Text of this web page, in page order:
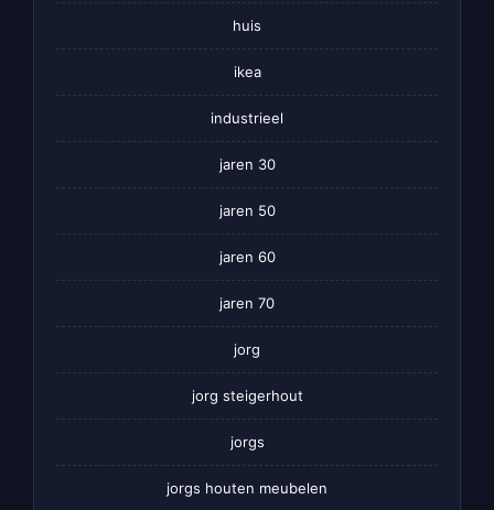
huis
ikea
industrieel
jaren 30
jaren 50
jaren 60
jaren 70
jorg
jorg steigerhout
jorgs
jorgs houten meubelen